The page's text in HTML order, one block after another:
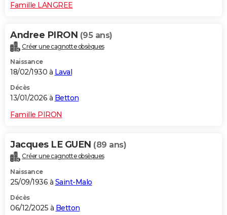
Famille LANGREE
Andree PIRON (95 ans)
Créer une cagnotte obsèques
Naissance
18/02/1930 à Laval
Décès
13/01/2026 à Betton
Famille PIRON
Jacques LE GUEN (89 ans)
Créer une cagnotte obsèques
Naissance
25/09/1936 à Saint-Malo
Décès
06/12/2025 à Betton